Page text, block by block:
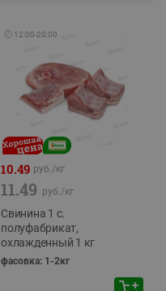
🕘 12:00-20:00
10.49 руб./кг
11.49 руб./кг
Свинина 1 с.
полуфабрикат,
охлажденный 1 кг
фасовка: 1-2кг